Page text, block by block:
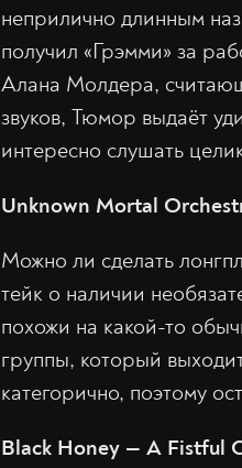
неприлично длинным
получил «Грэмми» за
Алана Молдера,
звуков, Тюмор выдаёт
интересно слушать
Unknown Mortal
Можно ли сделать
тейк о наличии
похожи на какой-то
группы, который
категорично, поэтому
Black Honey — A Fistful